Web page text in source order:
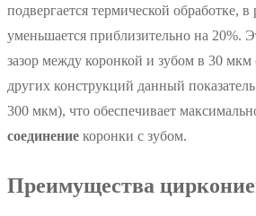
подвергается термической обработке, в
уменьшается приблизительно на 20%.
зазор между коронкой и зубом в 30 мкм
других конструкций данный
300 мкм), что обеспечивает
соединение коронки с зубом.
Преимущества